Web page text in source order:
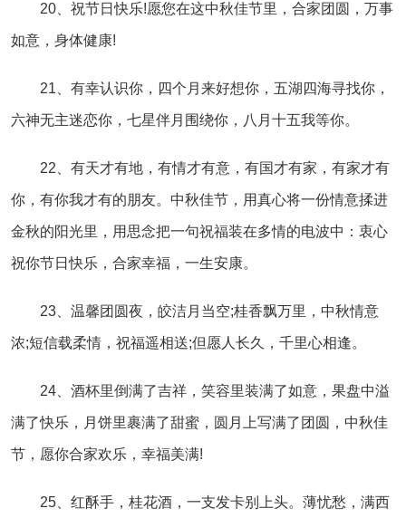
20、祝节日快乐!愿您在这中秋佳节里，合家团圆，万事
如意，身体健康!
21、有幸认识你，四个月来好想你，五湖四海寻找你，
六神无主迷恋你，七星伴月围绕你，八月十五我等你。
22、有天才有地，有情才有意，有国才有家，有家才有
你，有你我才有的朋友。中秋佳节，用真心将一份情意揉进
金秋的阳光里，用思念把一句祝福装在多情的电波中：衷心
祝你节日快乐，合家幸福，一生安康。
23、温馨团圆夜，皎洁月当空;桂香飘万里，中秋情意
浓;短信载柔情，祝福遥相送;但愿人长久，千里心相逢。
24、酒杯里倒满了吉祥，笑容里装满了如意，果盘中溢
满了快乐，月饼里裹满了甜蜜，圆月上写满了团圆，中秋佳
节，愿你合家欢乐，幸福美满!
25、红酥手，桂花酒，一支发卡别上头。薄忧愁，满西